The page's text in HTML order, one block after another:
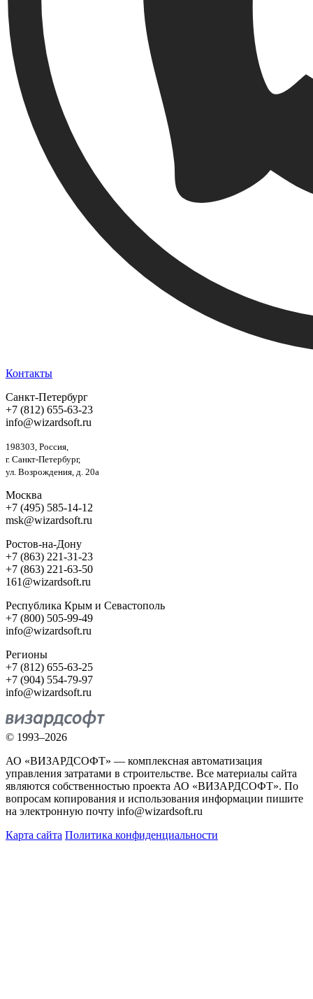
Контакты
Санкт-Петербург
+7 (812) 655-63-23
info@wizardsoft.ru
198303, Россия,
г. Санкт-Петербург,
ул. Возрождения, д. 20а
Москва
+7 (495) 585-14-12
msk@wizardsoft.ru
Ростов-на-Дону
+7 (863) 221-31-23
+7 (863) 221-63-50
161@wizardsoft.ru
Республика Крым и Севастополь
+7 (800) 505-99-49
info@wizardsoft.ru
Регионы
+7 (812) 655-63-25
+7 (904) 554-79-97
info@wizardsoft.ru
© 1993–2026
АО «ВИЗАРДСОФТ» — комплексная автоматизация
управления затратами в строительстве. Все материалы сайта
являются собственностью проекта АО «ВИЗАРДСОФТ». По
вопросам копирования и использования информации пишите
на электронную почту info@wizardsoft.ru
Карта сайта Политика конфиденциальности